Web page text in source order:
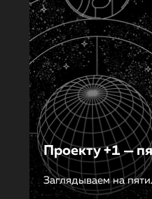
Проекту +1 —
Заглядываем на